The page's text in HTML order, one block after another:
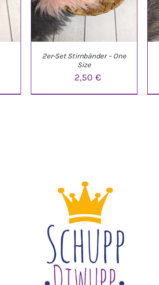
2er-Set Stirnbänder – One
Size
2,50€